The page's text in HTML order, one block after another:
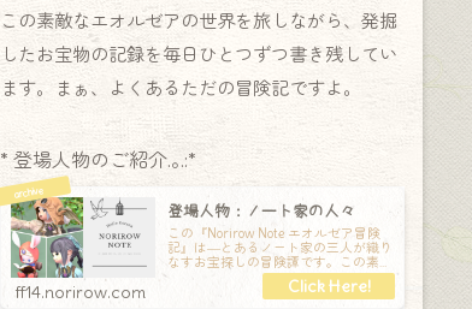
この素敵なエオルゼアの世界を旅しながら、発掘
したお宝物の記録を毎日ひとつずつ書き残してい
ます。まぁ、よくあるただの冒険記ですよ。
* 登場人物のご紹介.｡.:*
登場人物：ノート家の人々
この『Norirow Note エオルゼア冒険
記』は―とあるノート家の三人が織り
なすお宝探しの冒険譚です。この素敵
な Final Fantasy XIV の世界を旅しな
ff14.norirow.com